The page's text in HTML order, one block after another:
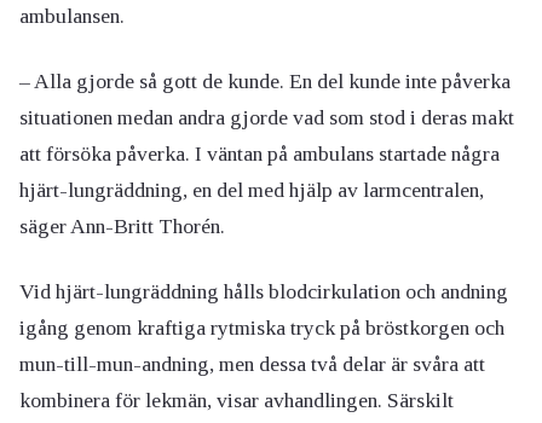
ambulansen.
– Alla gjorde så gott de kunde. En del kunde inte påverka
situationen medan andra gjorde vad som stod i deras makt
att försöka påverka. I väntan på ambulans startade några
hjärt-lungräddning, en del med hjälp av larmcentralen,
säger Ann-Britt Thorén.
Vid hjärt-lungräddning hålls blodcirkulation och andning
igång genom kraftiga rytmiska tryck på bröstkorgen och
mun-till-mun-andning, men dessa två delar är svåra att
kombinera för lekmän, visar avhandlingen. Särskilt